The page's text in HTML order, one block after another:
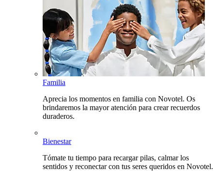
Familia
Aprecia los momentos en familia con Novotel. Os
brindaremos la mayor atención para crear recuerdos
duraderos.
Bienestar
Tómate tu tiempo para recargar pilas, calmar los
sentidos y reconectar con tus seres queridos en Novotel.